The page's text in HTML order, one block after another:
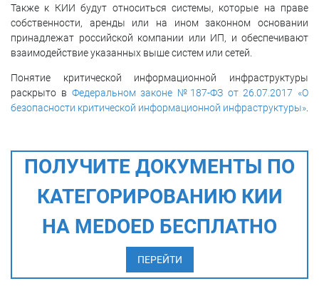
Также к КИИ будут относиться системы, которые на праве
собственности, аренды или на ином законном основании
принадлежат российской компании или ИП, и обеспечивают
взаимодействие указанных выше систем или сетей.
Понятие критической информационной инфраструктуры
раскрыто в Федеральном законе №187-ФЗ от 26.07.2017 «О
безопасности критической информационной инфраструктуры».
ПОЛУЧИТЕ ДОКУМЕНТЫ ПО
КАТЕГОРИРОВАНИЮ КИИ
НА MEDOED БЕСПЛАТНО
ПЕРЕЙТИ